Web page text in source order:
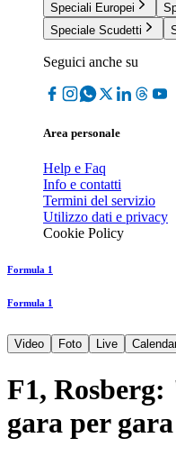
Speciali Europei
Speciale Scudetti
Seguici anche su
Area personale
Help e Faq
Info e contatti
Termini del servizio
Utilizzo dati e privacy
Cookie Policy
Formula 1
Formula 1
Video Foto Live
F1,
gara per